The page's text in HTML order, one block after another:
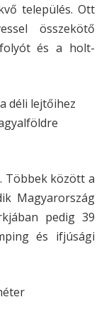
település. Ott
összekötő
és a holt-
déli lejtőihez
Többek között a
Magyarország
pedig 39
és ifjúsági